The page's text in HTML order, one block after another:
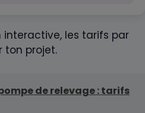
les tarifs par
ton projet.
de relevage : tarifs